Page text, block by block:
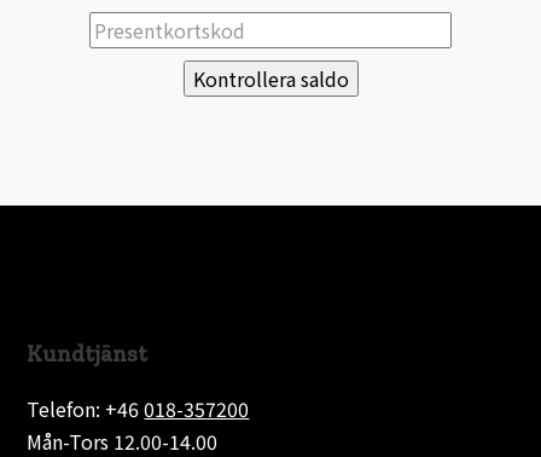
Kundtjänst
Telefon: +46018-357200
Mån-Tors 12.00-14.00